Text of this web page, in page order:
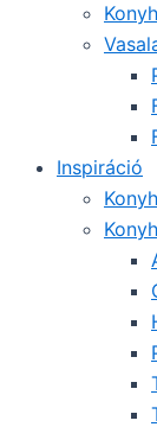
Inspiráció